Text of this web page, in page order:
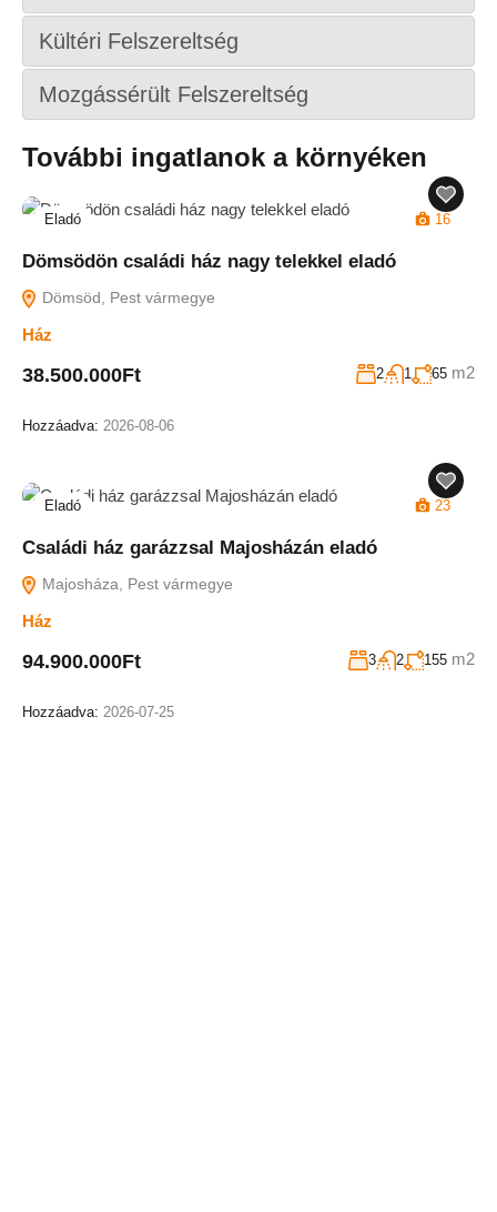
Kültéri Felszereltség
Mozgássérült Felszereltség
További ingatlanok a környéken
Eladó 16
Dömsödön családi ház nagy telekkel eladó
Dömsöd, Pest vármegye
Ház
38.500.000Ft 2 1 65 m2
Hozzáadva: 2026-08-06
Eladó 23
Családi ház garázzsal Majosházán eladó
Majosháza, Pest vármegye
Ház
94.900.000Ft 3 2 155 m2
Hozzáadva: 2026-07-25